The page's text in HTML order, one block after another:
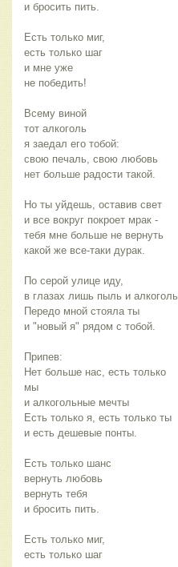
и бросить пить.
Есть только миг,
есть только шаг
и мне уже
не победить!
Всему виной
тот алкоголь
я заедал его тобой:
свою печаль, свою любовь
нет больше радости такой.
Но ты уйдешь, оставив свет
и все вокруг покроет мрак -
тебя мне больше не вернуть
какой же все-таки дурак.
По серой улице иду,
в глазах лишь пыль и алкоголь
Передо мной стояла ты
и "новый я" рядом с тобой.
Припев:
Нет больше нас, есть только
мы
и алкогольные мечты
Есть только я, есть только ты
и есть дешевые понты.
Есть только шанс
вернуть любовь
вернуть тебя
и бросить пить.
Есть только миг,
есть только шаг